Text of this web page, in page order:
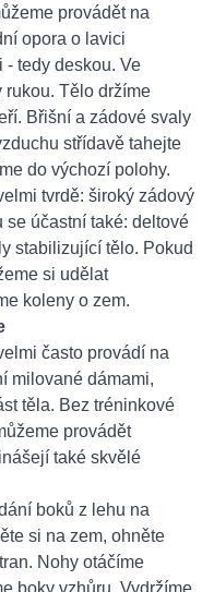
provádět na
opora o lavici
- tedy deskou. Ve
Tělo držíme
Břišní a zádové svaly
střídavě tahejte
do výchozí polohy.
tvrdě: široký zádový
se účastní také: deltové
stabilizující tělo. Pokud
si udělat
koleny o zem.
často provádí na
milované dámami,
těla. Bez tréninkové
provádět
také skvělé
boků z lehu na
si na zem, ohněte
Nohy otáčíme